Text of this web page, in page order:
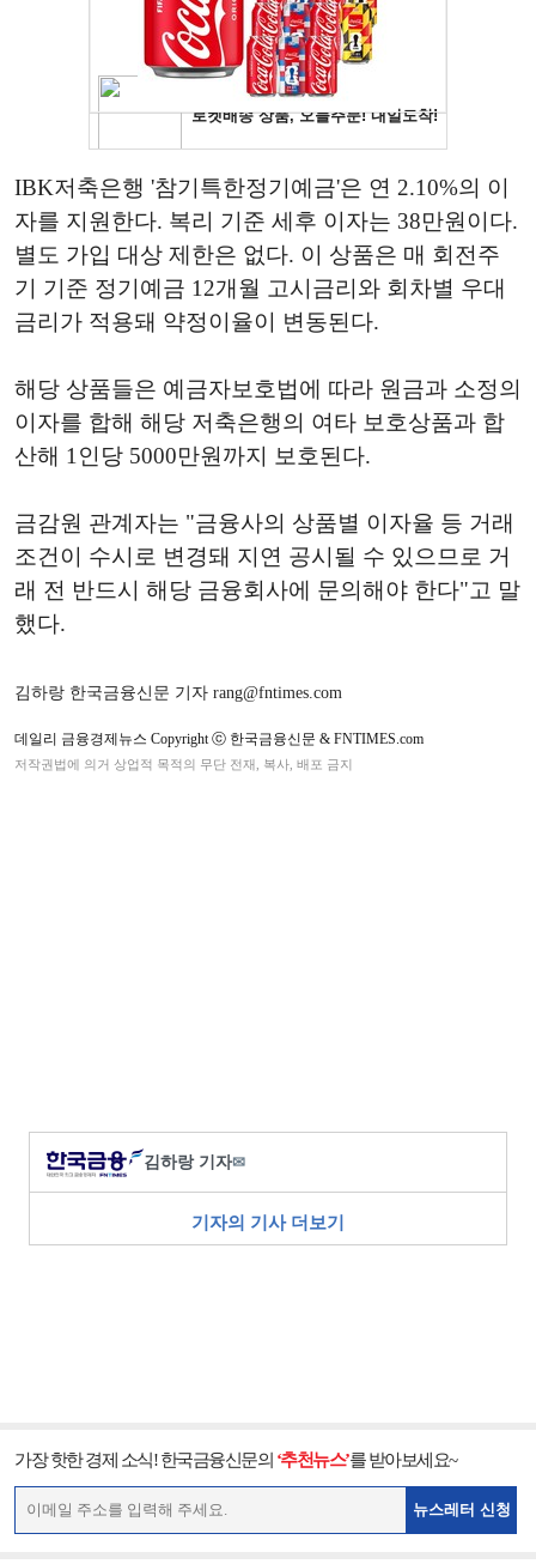
IBK저축은행 '참기특한정기예금'은 연 2.10%의 이
자를 지원한다. 복리 기준 세후 이자는 38만원이다.
별도 가입 대상 제한은 없다. 이 상품은 매 회전주
기 기준 정기예금 12개월 고시금리와 회차별 우대
금리가 적용돼 약정이율이 변동된다.
해당 상품들은 예금자보호법에 따라 원금과 소정의
이자를 합해 해당 저축은행의 여타 보호상품과 합
산해 1인당 5000만원까지 보호된다.
금감원 관계자는 "금융사의 상품별 이자율 등 거래
조건이 수시로 변경돼 지연 공시될 수 있으므로 거
래 전 반드시 해당 금융회사에 문의해야 한다"고 말
했다.
김하랑 한국금융신문 기자 rang@fntimes.com
데일리 금융경제뉴스 Copyright ⓒ 한국금융신문 & FNTIMES.com
저작권법에 의거 상업적 목적의 무단 전재, 복사, 배포 금지
김하랑 기자✉
기자의 기사 더보기
가장 핫한 경제 소식! 한국금융신문의 ‘추천뉴스’를 받아보세요~
뉴스레터 신청